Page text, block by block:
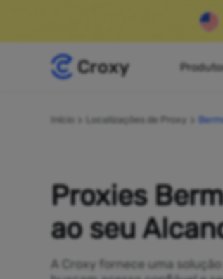
Início Localizações de Proxy
Proxies
ao seu
A Croxy fornece uma